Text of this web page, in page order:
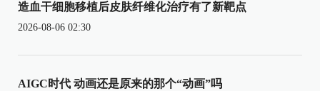
造血干细胞移植后皮肤纤维化治疗有了新靶点
2026-08-06 02:30
AIGC时代 动画还是原来的那个“动画”吗